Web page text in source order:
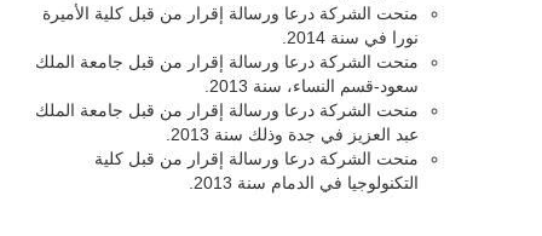
منحت الشركة درعا ورسالة إقرار من قبل كلية الأميرة
نورا في سنة 2014.
منحت الشركة درعا ورسالة إقرار من قبل جامعة الملك
سعود-قسم النساء، سنة 2013.
منحت الشركة درعا ورسالة إقرار من قبل جامعة الملك
عبد العزيز في جدة وذلك سنة 2013.
منحت الشركة درعا ورسالة إقرار من قبل كلية
التكنولوجيا في الدمام سنة 2013.